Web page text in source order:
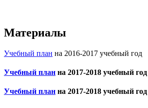
Материалы
Учебный план на 2016-2017 учебный год
Учебный план на 2017-2018 учебный год
Учебный план на 2017-2018 учебный год